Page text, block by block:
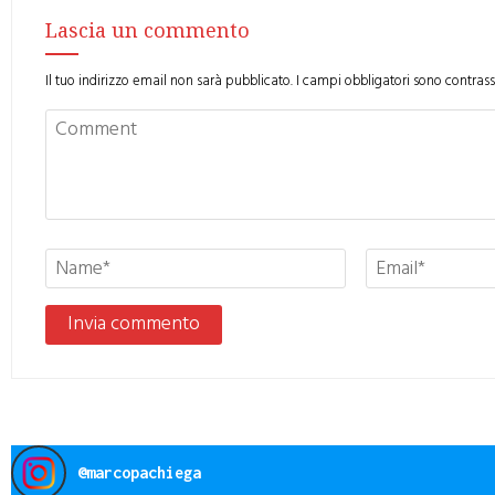
Lascia un commento
Il tuo indirizzo email non sarà pubblicato.I campi obbligatori sono
@marcopachiega